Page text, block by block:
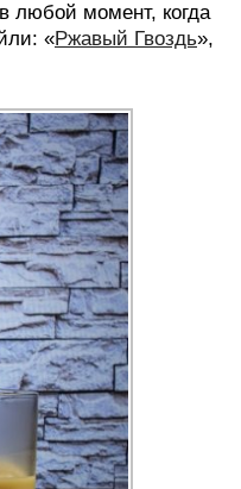
любой момент, когда
«Ржавый Гвоздь»,